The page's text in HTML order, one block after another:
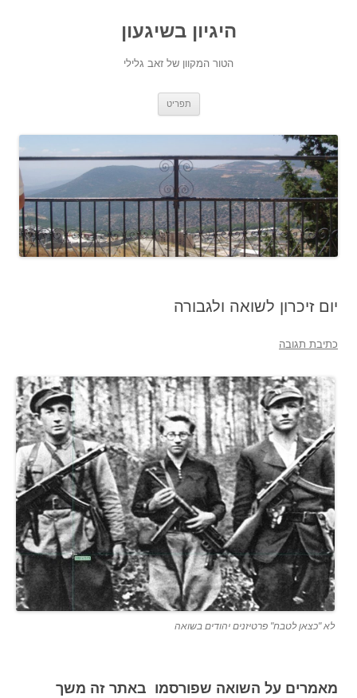
היגיון בשיגעון
הטור המקוון של זאב גלילי
תפריט
יום זיכרון לשואה ולגבורה
כתיבת תגובה
לא "כצאן לטבח" פרטיזנים יהודים בשואה
מאמרים על השואה שפורסמו באתר זה משך